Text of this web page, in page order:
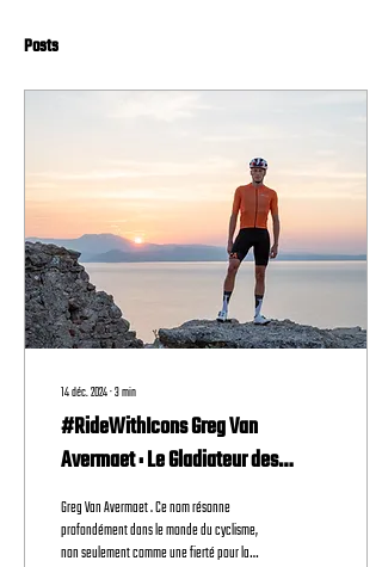
Posts
14 déc. 2024∙3min
#RideWithIcons Greg Van
Avermaet : Le Gladiateur des
Routes Flamandes
Greg Van Avermaet . Ce nom résonne
profondément dans le monde du cyclisme,
non seulement comme une fierté pour la